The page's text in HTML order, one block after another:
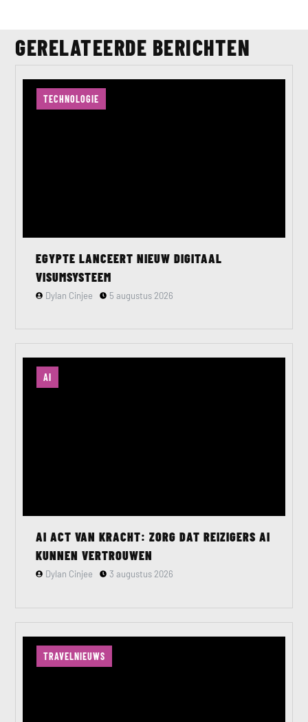
GERELATEERDE BERICHTEN
TECHNOLOGIE
EGYPTE LANCEERT NIEUW DIGITAAL
VISUMSYSTEEM
Dylan Cinjee 5 augustus 2026
AI
AI ACT VAN KRACHT: ZORG DAT REIZIGERS AI
KUNNEN VERTROUWEN
Dylan Cinjee 3 augustus 2026
TRAVELNIEUWS